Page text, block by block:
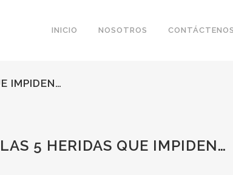
INICIO NOSOTROS CONTÁCTENOS
IMPIDEN…
5 HERIDAS QUE IMPIDEN…